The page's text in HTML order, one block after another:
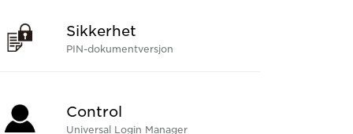
Sikkerhet
PIN-dokumentversjon
Control
Universal Login Manager